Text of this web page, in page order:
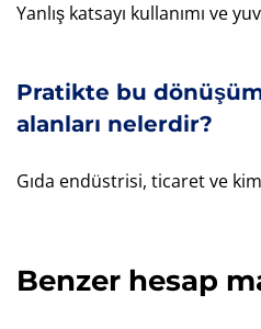
Yanlış katsayı kullanımı ve
Pratikte bu
alanları nelerdir?
Gıda endüstrisi, ticaret ve
Benzer hesap